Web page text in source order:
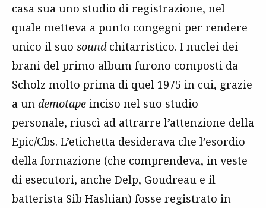
casa sua uno studio di registrazione, nel
quale metteva a punto congegni per rendere
unico il suo soundchitarristico. I nuclei dei
brani del primo album furono composti da
Scholz molto prima di quel 1975 in cui, grazie
a un demotape inciso nel suo studio
personale, riuscì ad attrarre l’attenzione della
Epic/Cbs. L’etichetta desiderava che l’esordio
della formazione (che comprendeva, in veste
di esecutori, anche Delp, Goudreau e il
batterista Sib Hashian) fosse registrato in